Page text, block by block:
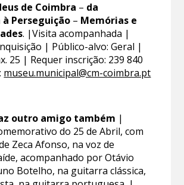
de Coimbra – da
Perseguição – Memórias e
. |Visita acompanhada |
| Público-alvo: Geral |
25 | Requer inscrição: 239 840
museu.municipal@cm-coimbra.pt
outro amigo também |
do 25 de Abril, com
Zeca Afonso, na voz de
acompanhado por Otávio
Botelho, na guitarra clássica,